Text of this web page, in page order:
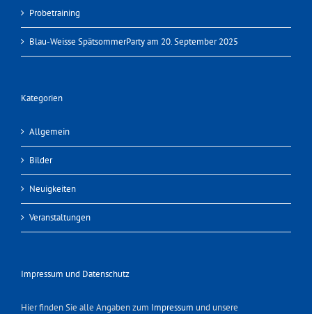
Probetraining
Blau-Weisse SpätsommerParty am 20. September 2025
Kategorien
Allgemein
Bilder
Neuigkeiten
Veranstaltungen
Impressum und Datenschutz
Hier finden Sie alle Angaben zum Impressum und unsere